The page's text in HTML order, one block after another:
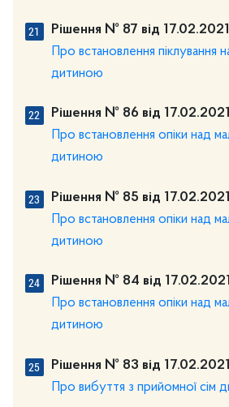
Рішення № 87 від
Про встановлення піклування
дитиною
Рішення № 86 від
Про встановлення опіки над
дитиною
Рішення № 85 від
Про встановлення опіки над
дитиною
Рішення № 84 від
Про встановлення опіки над
дитиною
Рішення № 83 від
Про вибуття з прийомної сім